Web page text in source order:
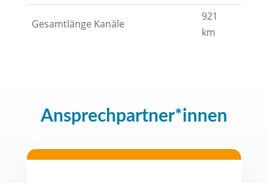
Gesamtlänge Kanäle
921
km
Ansprechpartner*innen